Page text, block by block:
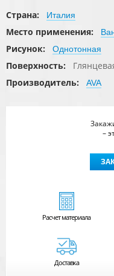
Страна: Италия
Место применения:
Рисунок: Однотонная
Поверхность:
Производитель:
AVA
–
Расчетматериала
Доставка